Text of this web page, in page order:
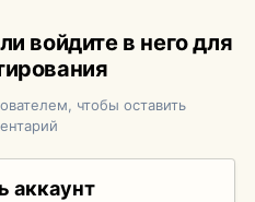
войдите в него для
чтобы оставить
аккаунт